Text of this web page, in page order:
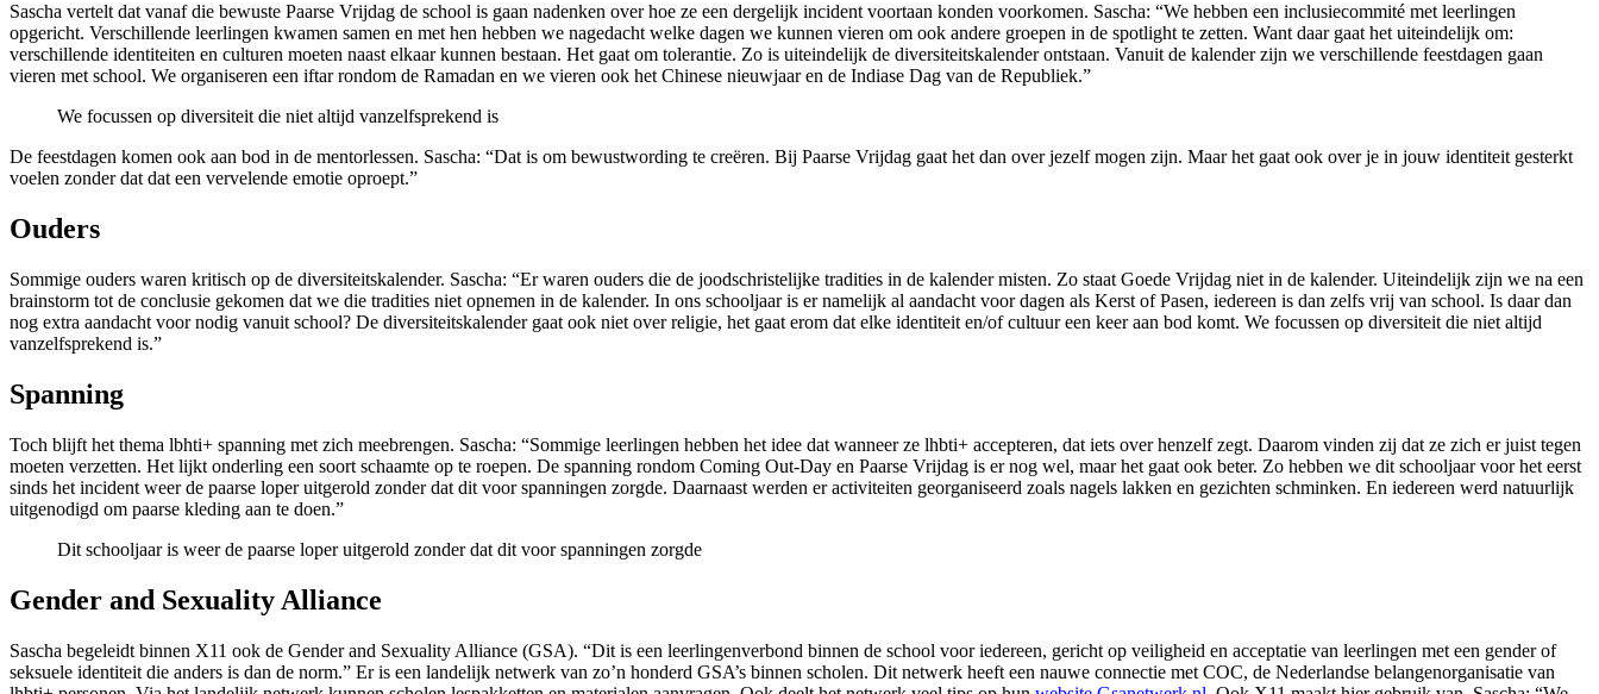
Sascha vertelt dat vanaf die bewuste Paarse Vrijdag de school is gaan nadenken over hoe ze een dergelijk incident voortaan konden voorkomen. Sascha: “We hebben een inclusiecommité met leerlingen
opgericht. Verschillende leerlingen kwamen samen en met hen hebben we nagedacht welke dagen we kunnen vieren om ook andere groepen in de spotlight te zetten. Want daar gaat het uiteindelijk om:
verschillende identiteiten en culturen moeten naast elkaar kunnen bestaan. Het gaat om tolerantie. Zo is uiteindelijk de diversiteitskalender ontstaan. Vanuit de kalender zijn we verschillende feestdagen gaan
vieren met school. We organiseren een iftar rondom de Ramadan en we vieren ook het Chinese nieuwjaar en de Indiase Dag van de Republiek.”
We focussen op diversiteit die niet altijd vanzelfsprekend is
De feestdagen komen ook aan bod in de mentorlessen. Sascha: “Dat is om bewustwording te creëren. Bij Paarse Vrijdag gaat het dan over jezelf mogen zijn. Maar het gaat ook over je in jouw identiteit gesterkt
voelen zonder dat dat een vervelende emotie oproept.”
Ouders
Sommige ouders waren kritisch op de diversiteitskalender. Sascha: “Er waren ouders die de joodschristelijke tradities in de kalender misten. Zo staat Goede Vrijdag niet in de kalender. Uiteindelijk zijn we na een
brainstorm tot de conclusie gekomen dat we die tradities niet opnemen in de kalender. In ons schooljaar is er namelijk al aandacht voor dagen als Kerst of Pasen, iedereen is dan zelfs vrij van school. Is daar dan
nog extra aandacht voor nodig vanuit school? De diversiteitskalender gaat ook niet over religie, het gaat erom dat elke identiteit en/of cultuur een keer aan bod komt. We focussen op diversiteit die niet altijd
vanzelfsprekend is.”
Spanning
Toch blijft het thema lbhti+ spanning met zich meebrengen. Sascha: “Sommige leerlingen hebben het idee dat wanneer ze lhbti+ accepteren, dat iets over henzelf zegt. Daarom vinden zij dat ze zich er juist tegen
moeten verzetten. Het lijkt onderling een soort schaamte op te roepen. De spanning rondom Coming Out-Day en Paarse Vrijdag is er nog wel, maar het gaat ook beter. Zo hebben we dit schooljaar voor het eerst
sinds het incident weer de paarse loper uitgerold zonder dat dit voor spanningen zorgde. Daarnaast werden er activiteiten georganiseerd zoals nagels lakken en gezichten schminken. En iedereen werd natuurlijk
uitgenodigd om paarse kleding aan te doen.”
Dit schooljaar is weer de paarse loper uitgerold zonder dat dit voor spanningen zorgde
Gender and Sexuality Alliance
Sascha begeleidt binnen X11 ook de Gender and Sexuality Alliance (GSA). “Dit is een leerlingenverbond binnen de school voor iedereen, gericht op veiligheid en acceptatie van leerlingen met een gender of
seksuele identiteit die anders is dan de norm.” Er is een landelijk netwerk van zo’n honderd GSA’s binnen scholen. Dit netwerk heeft een nauwe connectie met COC, de Nederlandse belangenorganisatie van